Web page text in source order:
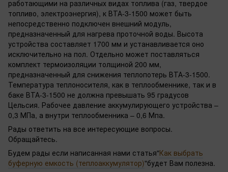
работающими на различных видах топлива (газ, твердое
топливо, электроэнергия), к ВТА-3-1500 может быть
непосредственно подключен внешний модуль,
предназначенный для нагрева проточной воды. Высота
устройства составляет 1700 мм и устанавливается оно
исключительно на пол. Отдельно может поставляться
комплект термоизоляции толщиной 200 мм,
предназначенный для снижения теплопотерь ВТА-3-1500.
Температура теплоносителя, как в теплообменнике, так и в
баке ВТА-3-1500 не должна превышать 95 градусов
Цельсия. Рабочее давление аккумулирующего устройства –
0,3 МПа, а внутри теплообменника – 0,6 Мпа.
Рады ответить на все интересующие вопросы.
Обращайтесь.
Будем рады если написанная нами статья"Как выбрать
буферную емкость (теплоаккумулятор)"будет Вам полезна.